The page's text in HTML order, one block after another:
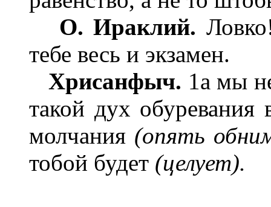
О. Ираклий.
тебе весь и экзамен.
Хрисанфыч. 1а мы
такой дух обуревания
молчания (опять
тобой будет (целует).